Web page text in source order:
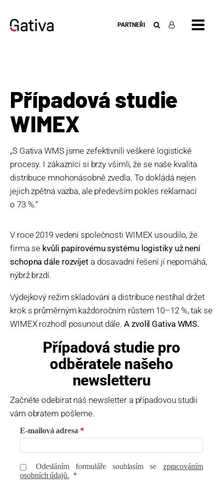
PARTNEŘI
Případová studie
WIMEX
„S Gativa WMS jsme zefektivnili veškeré logistické
procesy. I zákazníci si brzy všimli, že se naše kvalita
distribuce mnohonásobně zvedla. To dokládá nejen
jejich zpětná vazba, ale především pokles reklamací
o 73 %.“
V roce 2019 vedení společnosti WIMEX usoudilo, že
firma se kvůli papírovému systému logistiky už není
schopna dále rozvíjet a dosavadní řešení jí nepomáhá,
nýbrž brzdí.
Výdejkový režim skladování a distribuce nestíhal držet
krok s průměrným každoročním růstem 10–12 %, tak se
WIMEX rozhodl posunout dále.A zvolil Gativa WMS.
Případová studie pro
odběratele našeho
newsletteru
Začněte odebírat náš newsletter a případovou studii
vám obratem pošleme.
E-mailová adresa
Odesláním formuláře souhlasím se zpracováním
osobních údajů. *